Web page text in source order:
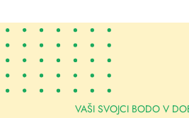
VAŠI SVOJCI BODO V